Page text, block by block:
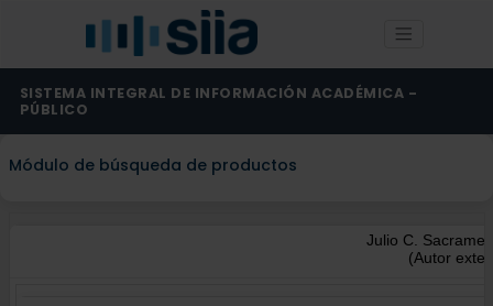
SISTEMA INTEGRAL DE INFORMACIÓN ACADÉMICA -
PÚBLICO
Módulo de búsqueda de productos
Julio C.
(Autor